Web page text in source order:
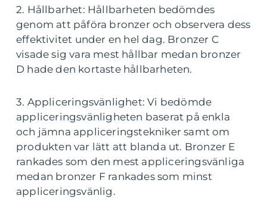
2. Hållbarhet: Hållbarheten bedömdes
genom att påföra bronzer och observera dess
effektivitet under en hel dag. Bronzer C
visade sig vara mest hållbar medan bronzer
D hade den kortaste hållbarheten.
3. Appliceringsvänlighet: Vi bedömde
appliceringsvänligheten baserat på enkla
och jämna appliceringstekniker samt om
produkten var lätt att blanda ut. Bronzer E
rankades som den mest appliceringsvänliga
medan bronzer F rankades som minst
appliceringsvänlig.